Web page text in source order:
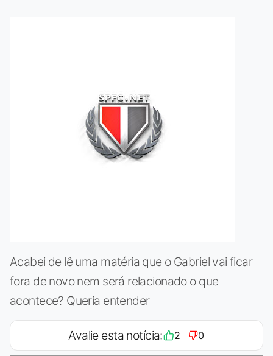
Acabei de lê uma matéria que o Gabriel vai ficar
fora de novo nem será relacionado o que
acontece? Queria entender
Avalie esta notícia: 2 0